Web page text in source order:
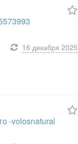
16 декабря 2025
-volosnatural